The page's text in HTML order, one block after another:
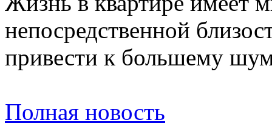
непосредственной
привести к большему
Полная новость